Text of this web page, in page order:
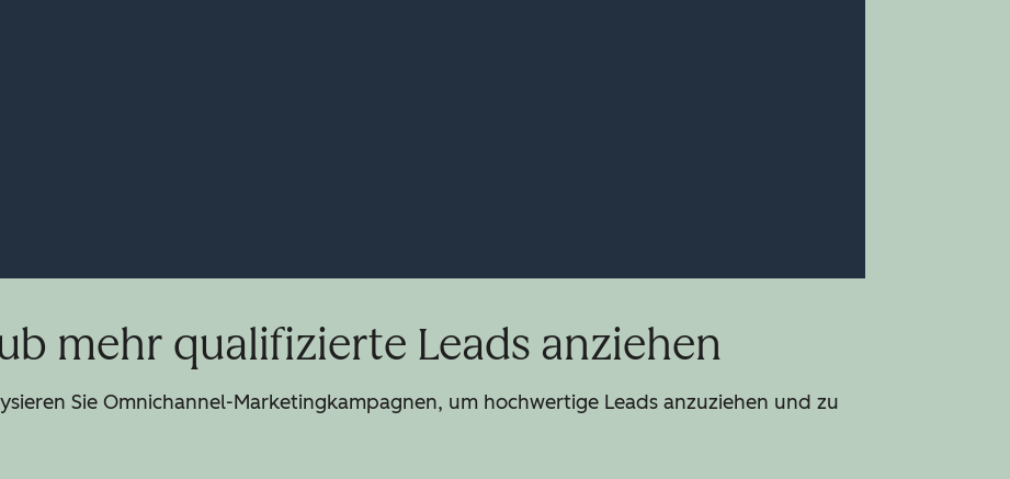
mehr qualifizierte Leads anziehen
Sie Omnichannel-Marketingkampagnen, um hochwertige Leads anzuziehen und zu